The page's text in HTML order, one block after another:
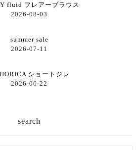
fluid フレアーブラウス
2026-08-03
summer sale
2026-07-11
ショートジレ
2026-06-22
search